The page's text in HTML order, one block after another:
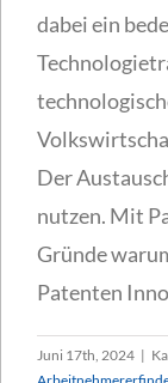
dabei ein
Der
nutzen. Mit
Gründe
Patenten
Juni 17th, 2024 |